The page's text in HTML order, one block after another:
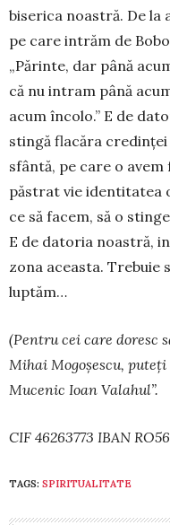
biserica noastră. De la
pe care intrăm de
„Părinte, dar până
că nu intram până
acum încolo.” E de
stingă flacăra
sfântă, pe care o
păstrat vie identitatea
ce să facem, să o
E de datoria noastră,
zona aceasta. Trebuie
luptăm…
(Pentru cei care doresc
Mihai Mogoșescu,
Mucenic Ioan Valahul”.
CIF 46263773 IBAN
TAGS: SPIRITUALITATE